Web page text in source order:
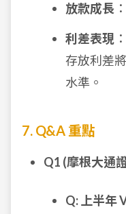
放款成長
利差表現
存放利差
水準。
7. Q&A 重點
Q1 (摩根大通
Q: 上半年